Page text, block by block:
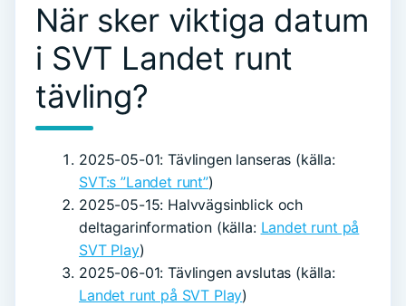
När sker viktiga datum
i SVT Landet runt
tävling?
2025-05-01: Tävlingen lanseras (källa:
SVT:s ”Landet runt”)
2025-05-15: Halvvägsinblick och
deltagarinformation (källa: Landet runt på
SVT Play)
2025-06-01: Tävlingen avslutas (källa:
Landet runt på SVT Play)